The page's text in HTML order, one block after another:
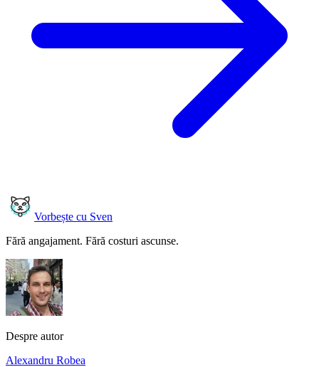
Vorbește cu Sven
Fără angajament. Fără costuri ascunse.
Despre autor
Alexandru Robea